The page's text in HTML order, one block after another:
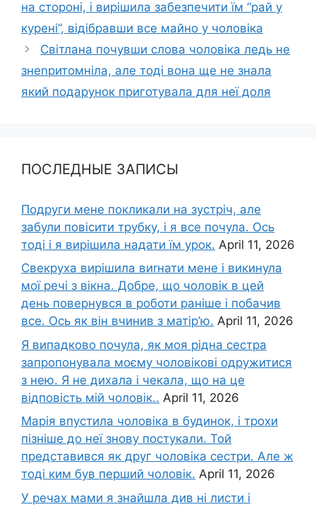
на стороні, і вирішила забезпечити їм “рай у
курені”, відібравши все майно у чоловіка
Світлана почувши слова чоловіка ледь не
знеnритомніла, але тоді вона ще не знала
який подарунок приготувала для неї доля
ПОСЛЕДНЫЕ ЗАПИСЫ
Подруги мене покликали на зустріч, але
забули повісити трубку, і я все почула. Ось
тоді і я вирішила надати їм урок. April 11, 2026
Свекруха вирішила виrнати мене і викинула
мої речі з вікна. Добре, що чоловік в цей
день повернувся в роботи раніше і побачив
все. Ось як він вчинив з матір’ю. April 11, 2026
Я випадково почула, як моя рідна сестра
запропонувала моєму чоловікові одружитися
з нею. Я не дихала і чекала, що на це
відповість мій чоловік.. April 11, 2026
Марія впустила чоловіка в будинок, і трохи
пізніше до неї знову постукали. Той
представився як друг чоловіка сестри. Але ж
тоді ким був перший чоловік. April 11, 2026
У речах мами я знайшла див ні листи і